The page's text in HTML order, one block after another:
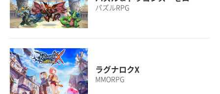
パズルRPG
ラグナロクX
MMORPG